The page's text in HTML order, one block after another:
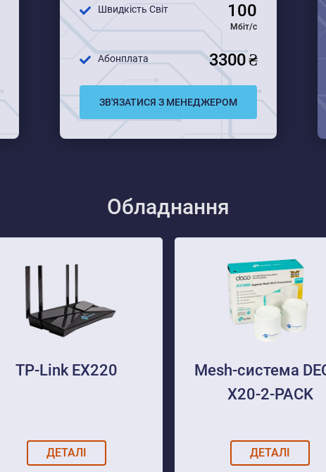
Швидкість Світ 100
Мбіт/с
Абонплата 3300 ₴
ЗВ'ЯЗАТИСЯ З МЕНЕДЖЕРОМ
Обладнання
TP-Link EX220
ДЕТАЛІ
Mesh-система
X20-2-PACK
ДЕТАЛІ